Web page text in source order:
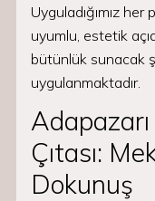
Uyguladığımız
uyumlu, estetik
bütünlük sunacak
uygulanmaktadır.
Çıtası:
Dokunuş